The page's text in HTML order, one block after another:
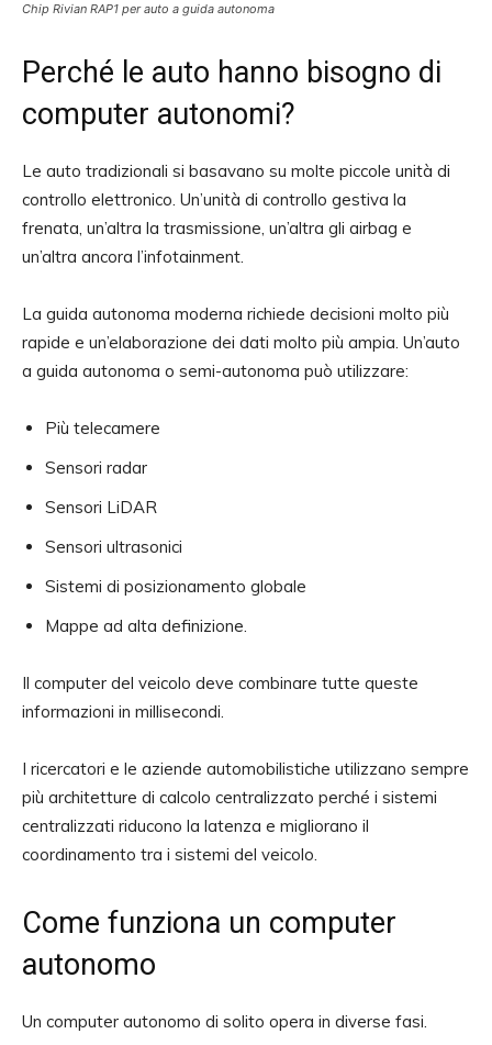
Chip Rivian RAP1 per auto a guida autonoma
Perché le auto hanno bisogno di
computer autonomi?
Le auto tradizionali si basavano su molte piccole unità di
controllo elettronico. Un’unità di controllo gestiva la
frenata, un’altra la trasmissione, un’altra gli airbag e
un’altra ancora l’infotainment.
La guida autonoma moderna richiede decisioni molto più
rapide e un’elaborazione dei dati molto più ampia. Un’auto
a guida autonoma o semi-autonoma può utilizzare:
Più telecamere
Sensori radar
Sensori LiDAR
Sensori ultrasonici
Sistemi di posizionamento globale
Mappe ad alta definizione.
Il computer del veicolo deve combinare tutte queste
informazioni in millisecondi.
I ricercatori e le aziende automobilistiche utilizzano sempre
più architetture di calcolo centralizzato perché i sistemi
centralizzati riducono la latenza e migliorano il
coordinamento tra i sistemi del veicolo.
Come funziona un computer
autonomo
Un computer autonomo di solito opera in diverse fasi.